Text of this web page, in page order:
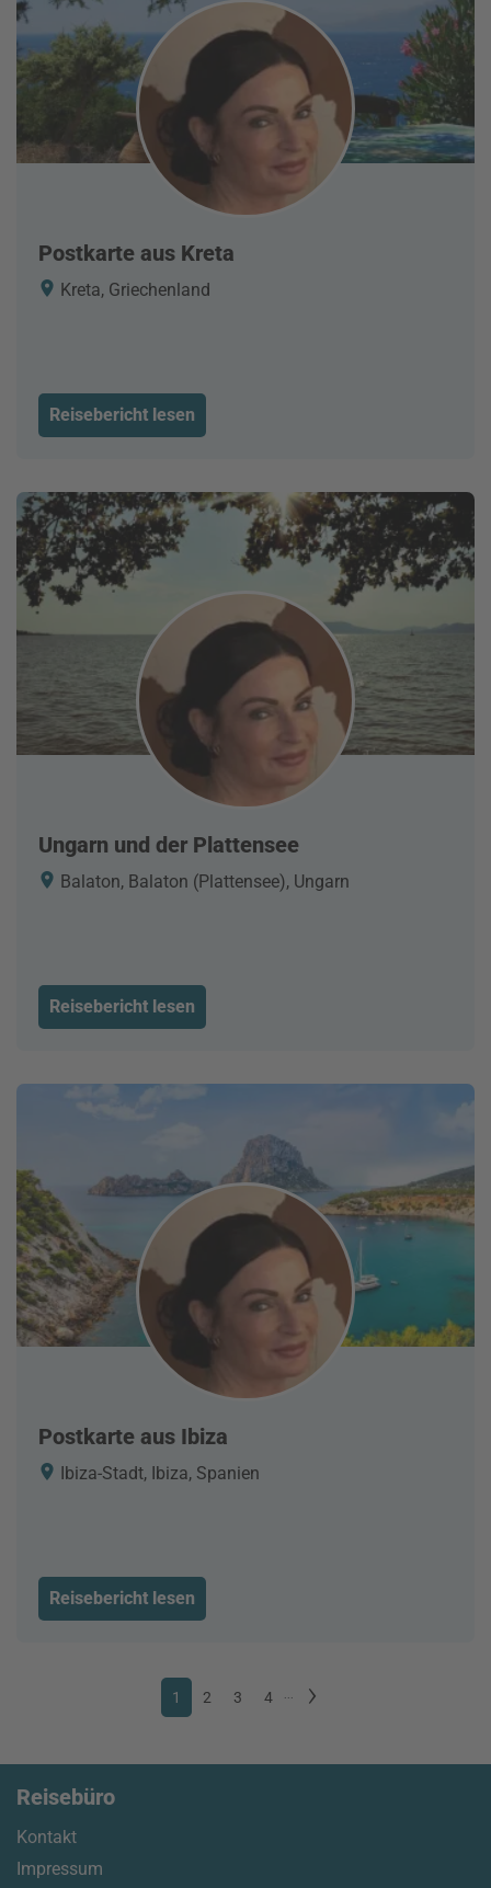
Postkarte aus Kreta
Kreta, Griechenland
Reisebericht lesen
Ungarn und der Plattensee
Balaton, Balaton (Plattensee), Ungarn
Reisebericht lesen
Postkarte aus Ibiza
Ibiza-Stadt, Ibiza, Spanien
Reisebericht lesen
1 2 3 4
Reisebüro
Kontakt
Impressum